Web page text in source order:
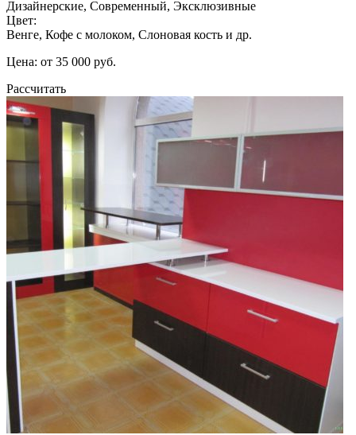
Дизайнерские, Современный, Эксклюзивные
Цвет:
Венге, Кофе с молоком, Слоновая кость и др.
Цена: от 35 000 руб.
Рассчитать